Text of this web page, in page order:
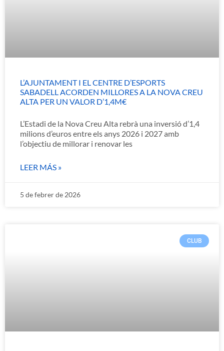
L’AJUNTAMENT I EL CENTRE D’ESPORTS
SABADELL ACORDEN MILLORES A LA NOVA CREU
ALTA PER UN VALOR D’1,4M€
L’Estadi de la Nova Creu Alta rebrà una inversió d’1,4
milions d’euros entre els anys 2026 i 2027 amb
l’objectiu de millorar i renovar les
LEER MÁS »
5 de febrer de 2026
CLUB